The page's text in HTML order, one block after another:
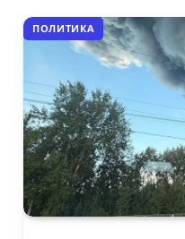
ПОЛИТИКА